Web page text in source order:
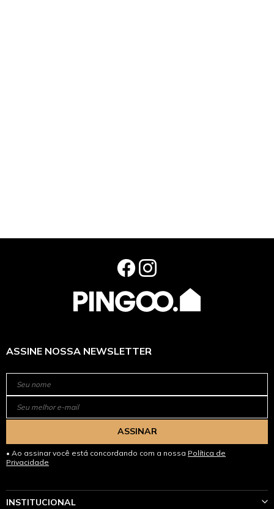
ASSINE NOSSA NEWSLETTER
ASSINAR
Ao assinar você está concordando com a nossa Política de
Privacidade
INSTITUCIONAL